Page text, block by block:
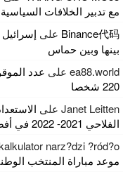
مع تدبير الخلافات
Binance代码 على
بينها وبين حماس
ea88.world على عدد
220 شخصا
Janet Leitten على
الفلاحي 2021- 2022 في أفضل الظروف
narz?dzi ?ród?o
موعد مباراة المنتخب